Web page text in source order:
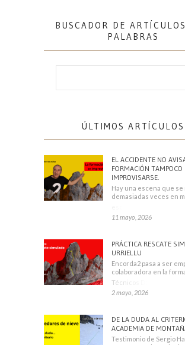
BUSCADOR DE
PALABRAS
ÚLTIMOS ARTÍCULOS
EL ACCIDENTE NO
FORMACIÓN TAMPOCO
IMPROVISARSE.
Hay una escena que
demasiadas veces en
11 mayo, 2026
PRÁCTICA RESCATE
URRIELLU
Encorda2 pasa a ser
colaboradora en la
Técnicos Deportivos
2 mayo, 2026
DE LA DUDA AL
ACADEMIA DE
Testimonio de Sergio